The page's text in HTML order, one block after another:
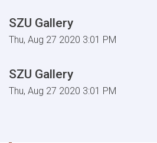
SZU Gallery
Thu, Aug 27 2020 3:01 PM
SZU Gallery
Thu, Aug 27 2020 3:01 PM